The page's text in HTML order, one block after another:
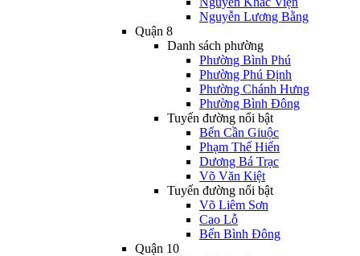
Nguyễn Lương Bằng
Quận 8
Danh sách phường
Phường Bình Phú
Phường Phú Định
Phường Chánh Hưng
Phường Bình Đông
Tuyến đường nổi bật
Bến Cần Giuộc
Phạm Thế Hiển
Dương Bá Trạc
Võ Văn Kiệt
Tuyến đường nổi bật
Võ Liêm Sơn
Cao Lỗ
Bến Bình Đông
Quận 10